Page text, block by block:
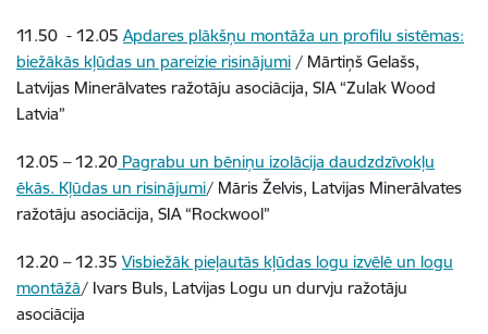
11.50 - 12.05 Apdares plākšņu montāža un profilu sistēmas:
biežākās kļūdas un pareizie risinājumi / Mārtiņš Gelašs,
Latvijas Minerālvates ražotāju asociācija, SIA “Zulak Wood
Latvia”
12.05 – 12.20 Pagrabu un bēniņu izolācija daudzdzīvokļu
ēkās. Kļūdas un risinājumi/ Māris Želvis, Latvijas Minerālvates
ražotāju asociācija, SIA “Rockwool”
12.20 – 12.35 Visbiežāk pieļautās kļūdas logu izvēlē un logu
montāžā/ Ivars Buls, Latvijas Logu un durvju ražotāju
asociācija